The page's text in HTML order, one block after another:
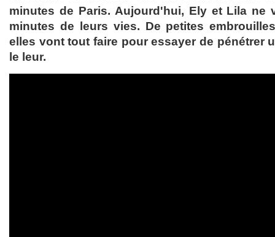
minutes de Paris. Aujourd'hui, Ely et Lila ne
minutes de leurs vies. De petites
elles vont tout faire pour essayer de pénétrer
le leur.